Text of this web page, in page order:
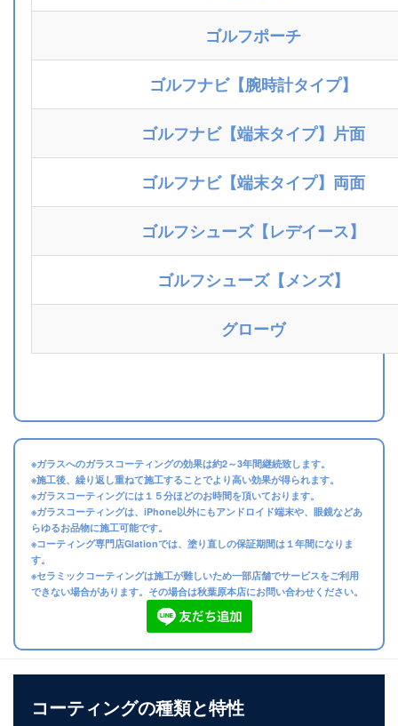
ゴルフポーチ
ゴルフナビ【腕時計タイプ】
ゴルフナビ【端末タイプ】片面
ゴルフナビ【端末タイプ】両面
ゴルフシューズ【レデイース】
ゴルフシューズ【メンズ】
グローヴ
※ガラスへのガラスコーティングの効果は約2～3年間継続致します。
※施工後、繰り返し重ねて施工することでより高い効果が得られます。
※ガラスコーティングには１５分ほどのお時間を頂いております。
※ガラスコーティングは、iPhone以外にもアンドロイド端末や、眼鏡などあ
らゆるお品物に施工可能です。
※コーティング専門店Glationでは、塗り直しの保証期間は１年間になりま
す。
※セラミックコーティングは施工が難しいため一部店舗でサービスをご利用
できない場合があります。その場合は秋葉原本店にお問い合わせください。
コーティングの種類と特性